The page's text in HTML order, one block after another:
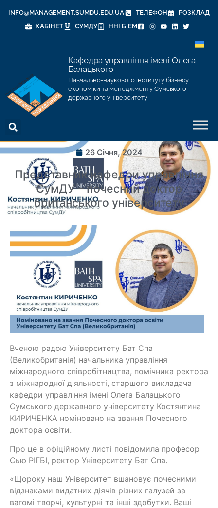
INFO@MANAGEMENT.SUMDU.EDU.UA ТЕЛЕФОН
РОЗКЛАД
КАБІНЕТ
СУМДУ ННІ БІЕМ
Кафедра управління імені Олега
Балацького
Навчально-наукового інституту бізнесу,
економіки та менеджменту Сумського
державного університету
26 Січня, 2024
Представник кафедри управління
СумДУ – почесний доктор
британського університету
Вченою радою Університету Бат Спа
(Великобританія) начальника управління
міжнародного співробітництва, помічника ректора
з міжнародної діяльності, старшого викладача
кафедри управління імені Олега Балацького
Сумського державного університету Костянтина
КИРИЧЕНКА номіновано на звання Почесного
доктора освіти.
Про це в офіційному листі повідомила професор
Сью РІГБІ, ректор Університету Бат Спа.
«Щороку наш Університет вшановує почесними
відзнаками видатних діячів різних галузей за
вагомі творчі, культурні та інші здобутки. Ваші